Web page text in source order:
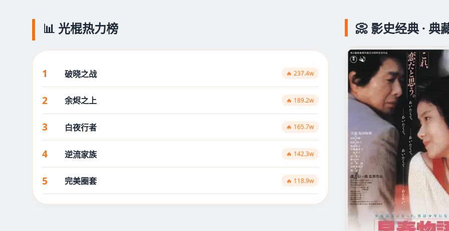
📊 光棍热力榜
1 破晓之战 🔥 237.4w
2 余烬之上 🔥 189.2w
3 白夜行者 🔥 165.7w
4 逆流家族 🔥 142.3w
5 完美圈套 🔥 118.9w
📀 影史经典 · 典